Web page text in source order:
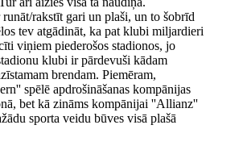
runāt/rakstīt gari un plaši, un to šobrīd
tev atgādināt, ka pat klubi miljardieri
viņiem piederošos stadionos, jo
klubi ir pārdevuši kādam
brendam. Piemēram,
spēlē apdrošināšanas kompānijas
bet kā zināms kompānijai ''Allianz''
sporta veidu būves visā plašā